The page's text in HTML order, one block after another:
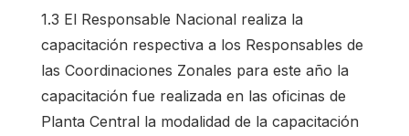
1.3 El Responsable Nacional realiza la
capacitación respectiva a los Responsables de
las Coordinaciones Zonales para este año la
capacitación fue realizada en las oficinas de
Planta Central la modalidad de la capacitación